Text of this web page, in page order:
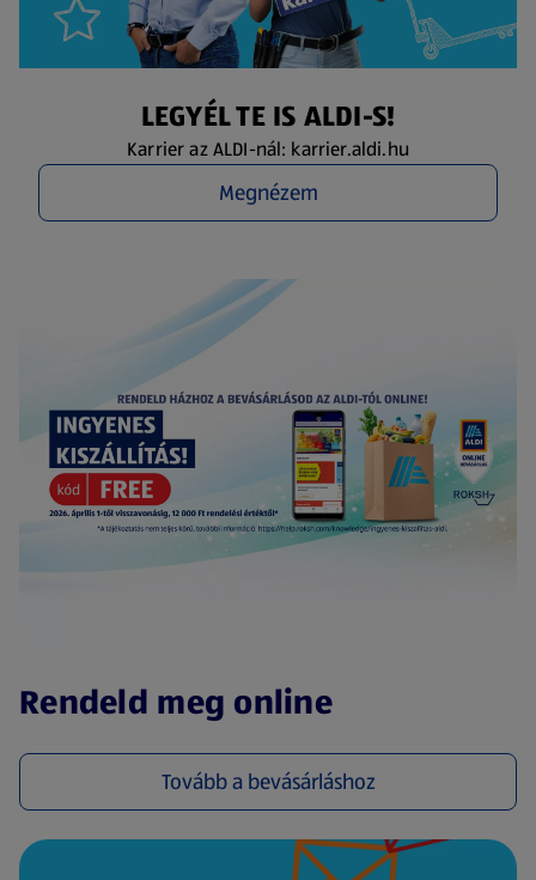
LEGYÉL TE IS ALDI-S!
Karrier az ALDI-nál: karrier.aldi.hu
Megnézem
Rendeld meg online
Tovább a bevásárláshoz
(új oldalon nyílik meg)